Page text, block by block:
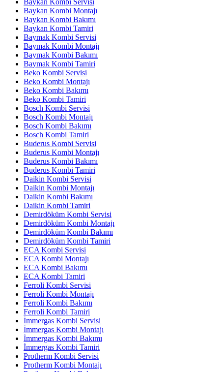
Baykan Kombi Servisi
Baykan Kombi Montajı
Baykan Kombi Bakımı
Baykan Kombi Tamiri
Baymak Kombi Servisi
Baymak Kombi Montajı
Baymak Kombi Bakımı
Baymak Kombi Tamiri
Beko Kombi Servisi
Beko Kombi Montajı
Beko Kombi Bakımı
Beko Kombi Tamiri
Bosch Kombi Servisi
Bosch Kombi Montajı
Bosch Kombi Bakımı
Bosch Kombi Tamiri
Buderus Kombi Servisi
Buderus Kombi Montajı
Buderus Kombi Bakımı
Buderus Kombi Tamiri
Daikin Kombi Servisi
Daikin Kombi Montajı
Daikin Kombi Bakımı
Daikin Kombi Tamiri
Demirdöküm Kombi Servisi
Demirdöküm Kombi Montajı
Demirdöküm Kombi Bakımı
Demirdöküm Kombi Tamiri
ECA Kombi Servisi
ECA Kombi Montajı
ECA Kombi Bakımı
ECA Kombi Tamiri
Ferroli Kombi Servisi
Ferroli Kombi Montajı
Ferroli Kombi Bakımı
Ferroli Kombi Tamiri
İmmergas Kombi Servisi
İmmergas Kombi Montajı
İmmergas Kombi Bakımı
İmmergas Kombi Tamiri
Protherm Kombi Servisi
Protherm Kombi Montajı